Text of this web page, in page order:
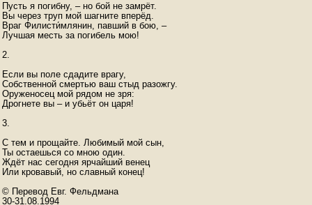
Пусть я погибну, – но бой не замрёт.
Вы через труп мой шагните вперёд.
Враг Филисти́млянин, павший в бою, –
Лучшая месть за погибель мою!
2.
Если вы поле сдадите врагу,
Собственной смертью ваш стыд разожгу.
Оруженосец мой рядом не зря:
Дрогнете вы – и убьёт он царя!
3.
С тем и прощайте. Любимый мой сын,
Ты остаешься со мною один.
Ждёт нас сегодня ярчайший венец
Или кровавый, но славный конец!
© Перевод Евг. Фельдмана